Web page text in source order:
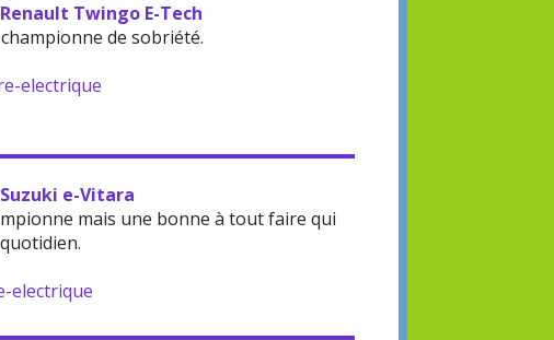
Twingo E-Tech
de sobriété.
electrique
e-Vitara
mais une bonne à tout faire qui
electrique